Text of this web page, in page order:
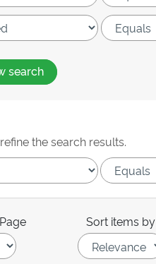
search
the search results.
Sort items by